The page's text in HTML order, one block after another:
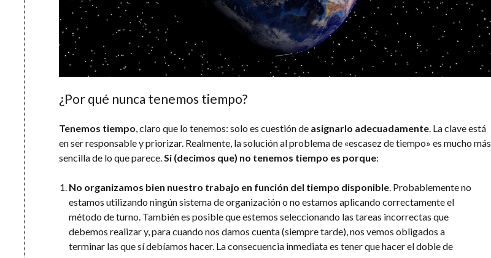
¿Por qué nunca tenemos tiempo?
Tenemos tiempo, claro que lo tenemos: solo es cuestión de asignarlo adecuadamente. La clave está
en ser responsable y priorizar. Realmente, la solución al problema de «escasez de tiempo» es mucho más
sencilla de lo que parece.Si (decimos que) no tenemos tiempo es porque:
No organizamos bien nuestro trabajo en función del tiempo disponible. Probablemente no
estamos utilizando ningún sistema de organización o no estamos aplicando correctamente el
método de turno. También es posible que estemos seleccionando las tareas incorrectas que
debemos realizar y, para cuando nos damos cuenta (siempre tarde), nos vemos obligados a
terminar las que sí debíamos hacer. La consecuencia inmediata es tener que hacer el doble de